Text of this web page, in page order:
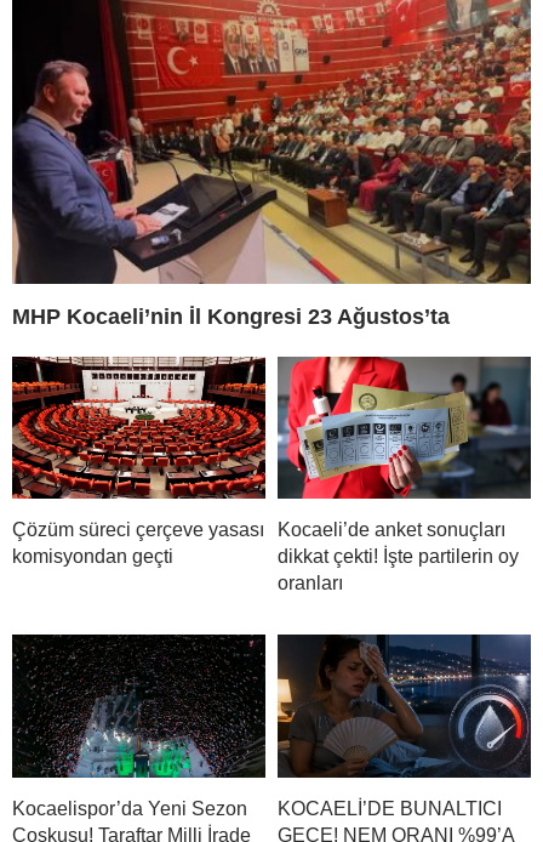
MHP Kocaeli’nin İl Kongresi 23 Ağustos’ta
Çözüm süreci çerçeve yasası
komisyondan geçti
Kocaeli’de anket sonuçları
dikkat çekti! İşte partilerin oy
oranları
Kocaelispor’da Yeni Sezon
Coşkusu! Taraftar Milli İrade
KOCAELİ’DE BUNALTICI
GECE! NEM ORANI %99’A